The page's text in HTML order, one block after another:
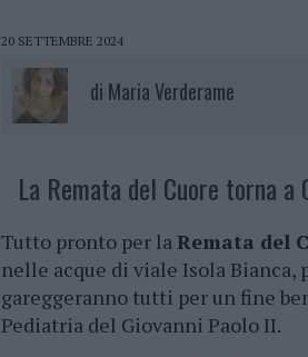
20 SETTEMBRE 2024
di Maria Verderame
La Remata del Cuore torna a
Tutto pronto per laRemata del
nelle acque di viale Isola Bianca,
gareggeranno tutti per un fine
Pediatria del Giovanni Paolo II.